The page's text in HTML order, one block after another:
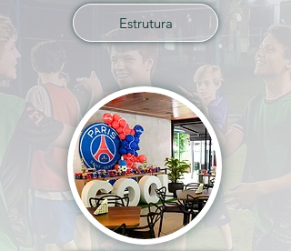
Estrutura